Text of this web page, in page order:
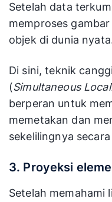
Setelah data
memproses
objek di dunia
Di sini, teknik
(Simultaneous
berperan untuk
memetakan dan
sekelilingnya
3. Proyeksi
Setelah memahami